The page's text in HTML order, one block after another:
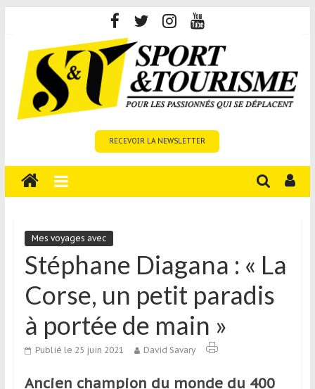
content
Tourisme
est
média
sur
tourisme
sportif
qui
s’adresse
aux
voyageurs
RECEVOIR LA NEWSLETTER
Mes voyages avec
Stéphane Diagana : « La
Corse, un petit paradis
à portée de main »
Publié le 25 juin 2021 David Savary
Ancien champion du monde du 400